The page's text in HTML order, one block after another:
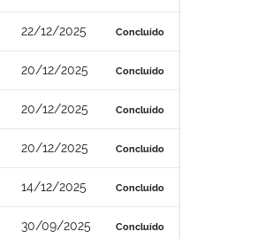
22/12/2025 Concluído
20/12/2025 Concluído
20/12/2025 Concluído
20/12/2025 Concluído
14/12/2025 Concluído
30/09/2025 Concluído